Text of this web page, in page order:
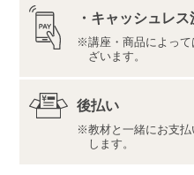
す。また、ユーキャン受
剤薬局事務検定試験の在
受けいただけます。
●推奨環境・利用規約
最新の推奨環境は
利用規約はこちらをご確認
・キャッシュレス
講座・商品によっ
ざいます。
後払い
教材と一緒にお支
します。